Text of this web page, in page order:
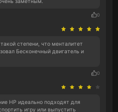
0
степени, что менталитет
Бесконечный двигатель и
0
HP идеально подходят для
игру или выпустить